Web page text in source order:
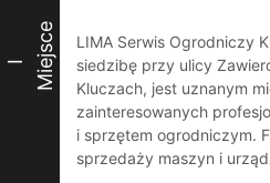
I Miejsce
LIMA Serwis Ogrodniczy
siedzibę przy ulicy
Kluczach, jest uznanym
zainteresowanych
i sprzętem ogrodniczym.
sprzedaży maszyn i